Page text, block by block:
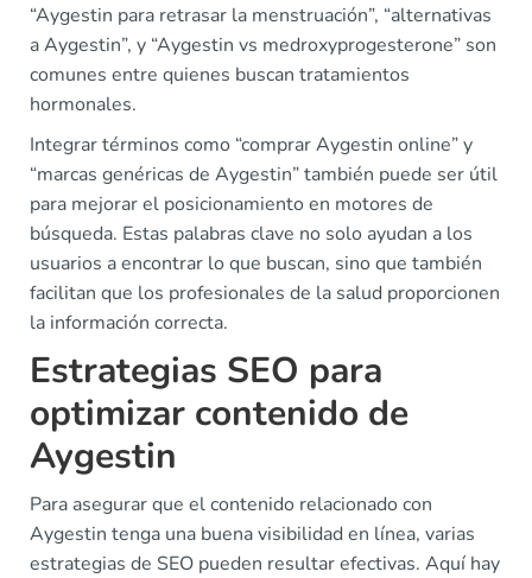
“Aygestin para retrasar la menstruación”, “alternativas
a Aygestin”, y “Aygestin vs medroxyprogesterone” son
comunes entre quienes buscan tratamientos
hormonales.
Integrar términos como “comprar Aygestin online” y
“marcas genéricas de Aygestin” también puede ser útil
para mejorar el posicionamiento en motores de
búsqueda. Estas palabras clave no solo ayudan a los
usuarios a encontrar lo que buscan, sino que también
facilitan que los profesionales de la salud proporcionen
la información correcta.
Estrategias SEO para
optimizar contenido de
Aygestin
Para asegurar que el contenido relacionado con
Aygestin tenga una buena visibilidad en línea, varias
estrategias de SEO pueden resultar efectivas. Aquí hay